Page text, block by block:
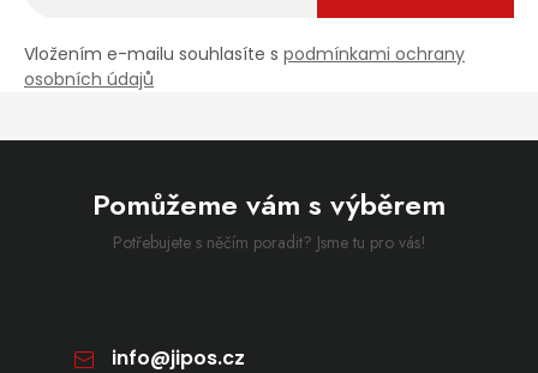
Vložením e-mailu souhlasíte s podmínkami ochrany
osobních údajů
Pomůžeme vám s výběrem
Potřebujete s něčím poradit? Jsme tu pro vás!
info@jipos.cz